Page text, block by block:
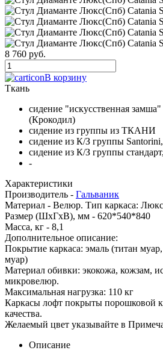
8 760 руб.
В корзину
Ткань
сидение "искусственная
(Крокодил)
сидение из группы из ТКАНИ
сидение из К/З группы
сидение из К/З группы
-
Характеристики
Производитель - Гальваник
Материал - Велюр. Тип каркаса: Люкс
Размер (ШхГхВ), мм - 620*540*840
Масса, кг - 8,1
Дополнительное описание:
Покрытие каркаса: эмаль (титан
муар)
Материал обивки: экокожа, кожзам,
микровелюр.
Максимальная нагрузка: 110 кг
Каркасы лофт покрыты порошковой
качества.
Желаемый цвет указывайте в
Описание